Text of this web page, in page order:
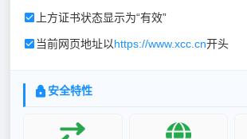
上方证书状态显示为“有效”
当前网页地址以https://www.xcc.cn开头
安全特性